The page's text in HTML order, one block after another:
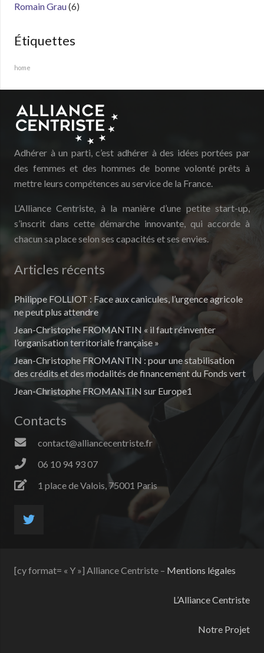
Romain Grau(6)
Étiquettes
home
Adhérer à un parti, c’est adhérer à des idées portées par
des femmes et des hommes de bonne volonté prêts à
mettre leurs compétences au service de la France.
L’Alliance Centriste, à la manière d’une petite start-up,
s’inscrit dans cette démarche innovante, qui accorde à
chacun sa place selon ses capacités et ses envies.
Articles récents
Philippe FOLLIOT : Face aux canicules, l’urgence agricole
ne peut plus attendre
Jean-Christophe FROMANTIN « il faut réinventer
l’organisation territoriale française »
Jean-Christophe FROMANTIN : pour une stabilisation
des crédits et des modalités de financement du Fonds vert
Jean-Christophe FROMANTIN sur Europe1
Contacts
contact@alliancecentriste.fr
06 10 94 93 07
1 place de Valois, 75001 Paris
[cy format= « Y »] Alliance Centriste – Mentions légales
L’Alliance Centriste
Notre Projet